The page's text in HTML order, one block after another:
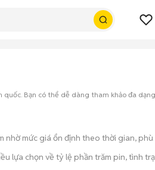
Bạn có thể dễ dàng tham khảo đa
mức giá ổn định theo thời gian,
lựa chọn về tỷ lệ phần trăm pin, tình